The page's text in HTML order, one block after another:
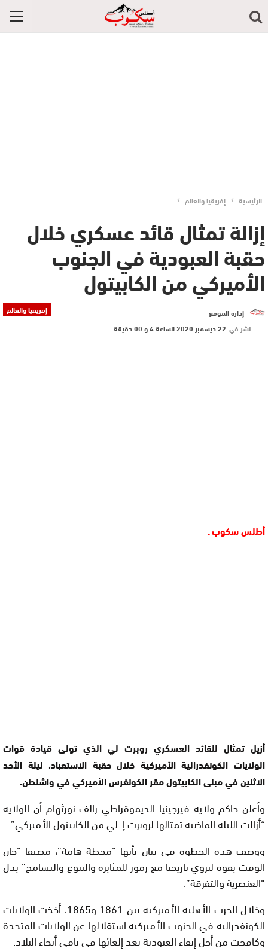
الرئيسية إفريقيا والعالم
إزالة تمثال قائد عسكري خلال
حقبة العبودية في الجنوب
الأميركي من الكابيتول
إفريقيا والعالم
إدارة الموقع
نشر في 22 ديسمبر 2020 الساعة 4 و 00 دقيقة
أطلس سكوب ـ
أزيل تمثال للقائد العسكري روبرت لي الذي تولى قيادة قوات
الولايات الكونفدرالية الأميركية خلال حقبة الاستعباد، ليلة الأحد
الاثنين في مبنى الكابيتول مقر الكونغرس الأميركي في واشنطن.
وأعلن حاكم ولاية فيرجينيا الديموقراطي رالف نورثهام أن الولاية
“أزالت الليلة الماضية تمثالها لروبرت إ. لي من الكابيتول الأميركي”.
ووصف هذه الخطوة في بيان بأنها “محطة هامة”، مضيفا “حان
الوقت بقوة لنروي تاريخنا مع رموز للمثابرة والتنوع والتسامح” بدل
“العنصرية والتفرقة”.
وخلال الحرب الأهلية الأميركية بين 1861 و1865، أخذت الولايات
الكونفدرالية في الجنوب الأميركية استقلالها عن الولايات المتحدة
وكافحت من أجل إبقاء العبودية بعد إلغائها في باقي أنحاء البلاد.